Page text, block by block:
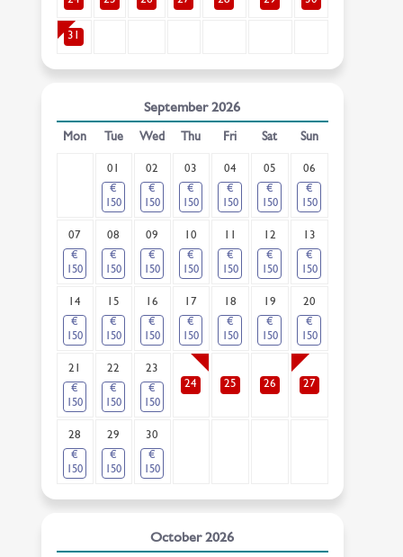
31
September 2026
Mon Tue Wed Thu Fri Sat Sun
01
€
150
02
€
150
03
€
150
04
€
150
05
€
150
06
€
150
07
€
150
08
€
150
09
€
150
10
€
150
11
€
150
12
€
150
13
€
150
14
€
150
15
€
150
16
€
150
17
€
150
18
€
150
19
€
150
20
€
150
21
€
150
22
€
150
23
€
150
24 25 26 27
28
€
150
29
€
150
30
€
150
October 2026